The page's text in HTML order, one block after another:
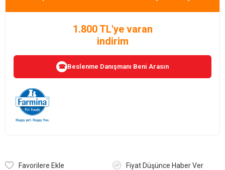
1.800 TL'ye varan
indirim
☎ Beslenme Danışmanı Beni Arasın
Favorilere Ekle Fiyat Düşünce Haber Ver